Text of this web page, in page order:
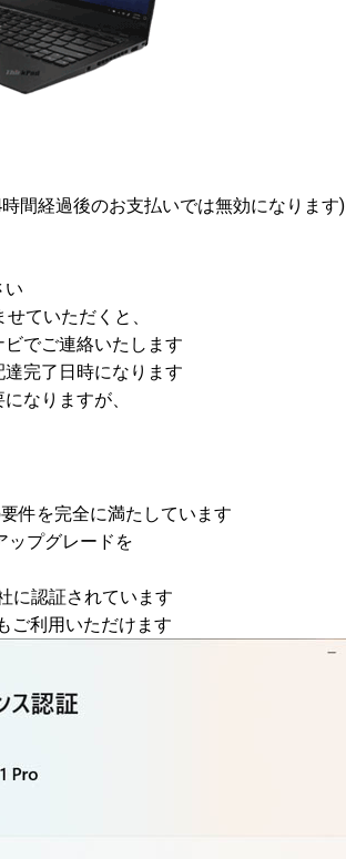
間経過後のお支払いでは無効になります)
い
ていただくと、
でご連絡いたします
完了日時になります
なりますが、
件を完全に満たしています
プグレードを
に認証されています
ご利用いただけます